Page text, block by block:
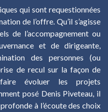
qui sont requestionnées
de l’offre. Qu’il s’agisse
de l’accompagnement ou
et de dirigeante,
des personnes (ou
de recul sur la façon de
évoluer les projets
posé Denis Piveteau, il
à l’écoute des choix